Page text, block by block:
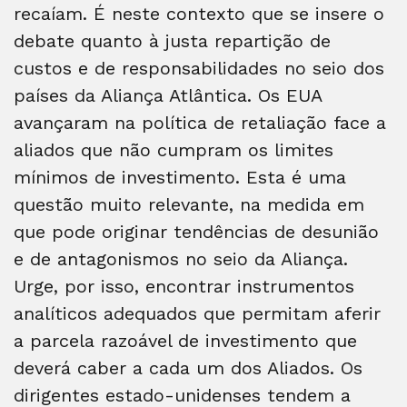
recaíam. É neste contexto que se insere o
debate quanto à justa repartição de
custos e de responsabilidades no seio dos
países da Aliança Atlântica. Os EUA
avançaram na política de retaliação face a
aliados que não cumpram os limites
mínimos de investimento. Esta é uma
questão muito relevante, na medida em
que pode originar tendências de desunião
e de antagonismos no seio da Aliança.
Urge, por isso, encontrar instrumentos
analíticos adequados que permitam aferir
a parcela razoável de investimento que
deverá caber a cada um dos Aliados. Os
dirigentes estado-unidenses tendem a